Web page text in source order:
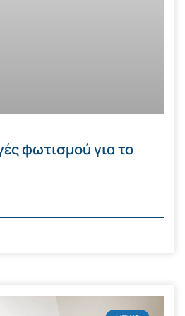
φωτισμού για το